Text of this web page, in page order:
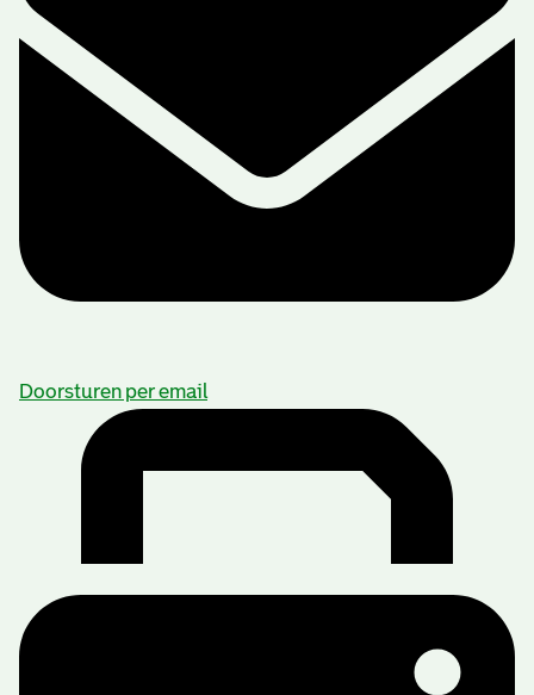
Doorsturen per email